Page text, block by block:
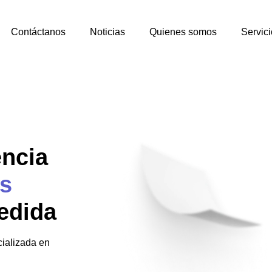
Contáctanos Noticias Quienes somos
en